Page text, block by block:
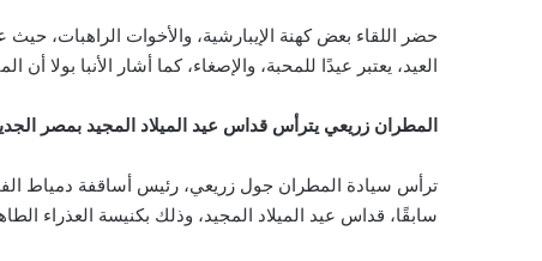
حضر اللقاء بعض كهنة الإيبارشية، والأخوات الراهبات، حيث
العيد، يعتبر عيدًا للمحبة، والإصغاء، كما أشار الأنبا بولا أن
المطران زريعي يترأس قداس عيد الميلاد المجيد بمصر
ترأس سيادة المطران جول زريعي، رئيس أساقفة دمياط
سابقًا، قداس عيد الميلاد المجيد، وذلك بكنيسة العذراء